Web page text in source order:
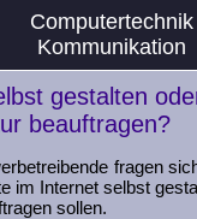
Computertechnik
Kommunikation
gestalten
beauftragen?
fragen
im Internet selbst
sollen.